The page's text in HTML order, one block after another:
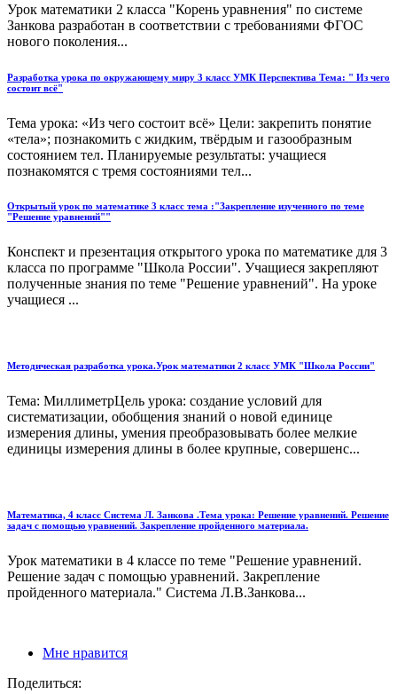
Урок математики 2 класса "Корень уравнения" по системе
Занкова разработан в соответствии с требованиями ФГОС
нового поколения...
Разработка урока по окружающему миру 3 класс УМК Перспектива Тема: " Из чего
состоит всё"
Тема урока: «Из чего состоит всё» Цели: закрепить понятие
«тела»; познакомить с жидким, твёрдым и газообразным
состоянием тел. Планируемые результаты: учащиеся
познакомятся с тремя состояниями тел...
Открытый урок по математике 3 класс тема :"Закрепление изученного по теме
"Решение уравнений""
Конспект и презентация открытого урока по математике для 3
класса по программе "Школа России". Учащиеся закрепляют
полученные знания по теме "Решение уравнений". На уроке
учащиеся ...
Методическая разработка урока.Урок математики 2 класс УМК "Школа России"
Тема: МиллиметрЦель урока: создание условий для
систематизации, обобщения знаний о новой единице
измерения длины, умения преобразовывать более мелкие
единицы измерения длины в более крупные, совершенс...
Математика, 4 класс Система Л. Занкова .Тема урока: Решение уравнений. Решение
задач с помощью уравнений. Закрепление пройденного материала.
Урок математики в 4 классе по теме "Решение уравнений.
Решение задач с помощью уравнений. Закрепление
пройденного материала." Система Л.В.Занкова...
Мне нравится
Поделиться: